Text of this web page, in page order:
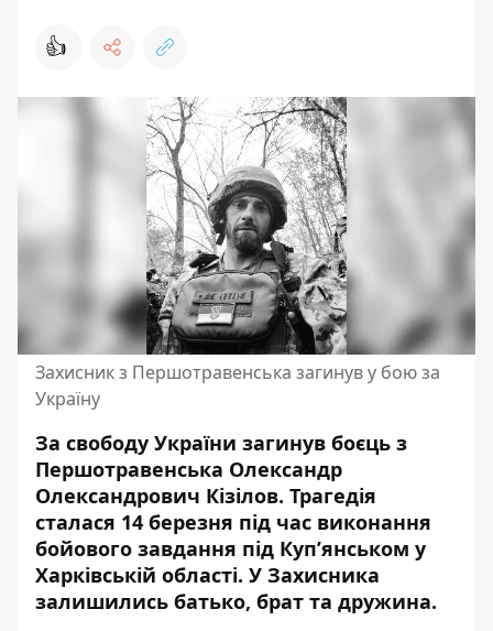
👍
Захисник з Першотравенська загинув у бою за
Україну
За свободу України загинув боєць з
Першотравенська Олександр
Олександрович Кізілов. Трагедія
сталася 14 березня під час виконання
бойового завдання під Куп’янськом у
Харківській області. У Захисника
залишились батько, брат та дружина.